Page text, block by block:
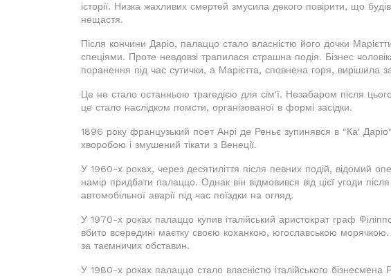
історії. Низка жахливих смертей змусила декого повірити, що
нещастя.
Після кончини Даріо, палаццо стало власністю його дочки
спеціями. Проте невдовзі трапилася страшна подія. Бізнес
поранення під час сутички, а Марієтта, сповнена горя, вирішила
Це не стало останньою трагедією для сім'ї. Незабаром після
це стало наслідком помсти, організованої в формі засідки.
1896 року французький поет Анрі де Реньє зупинявся в "Ка'
хворобою і змушений тікати з Венеції.
У 1960-х роках, через десятиліття після певних подій, відомий
намір придбати палаццо. Однак він відмовився від цієї угоди
автомобільної аварії під час поїздки на огляд.
У 1970-х роках палаццо купив італійський аристократ граф
вбито всередині маєтку своєю коханкою, югославською
за таємничих обставин.
У 1980-х роках палаццо стало власністю італійського бізнесмена